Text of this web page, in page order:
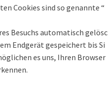
Cookies sind so genannte “
Besuchs automatisch gelösc
Endgerät gespeichert bis Si
es uns, Ihren Browser